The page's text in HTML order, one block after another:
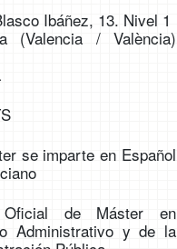
Ibáñez, 13. Nivel 1
(Valencia / València)
se imparte en Español
de Máster en
Administrativo y de la